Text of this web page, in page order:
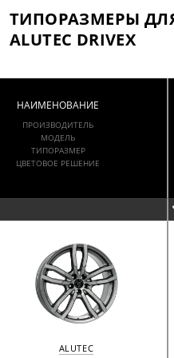
ТИПОРАЗМЕРЫ
ALUTEC DRIVEX
НАИМЕНОВАНИЕ
ПРОИЗВОДИТЕЛЬ
МОДЕЛЬ
ТИПОРАЗМЕР
ЦВЕТОВОЕ РЕШЕНИЕ
ALUTEC